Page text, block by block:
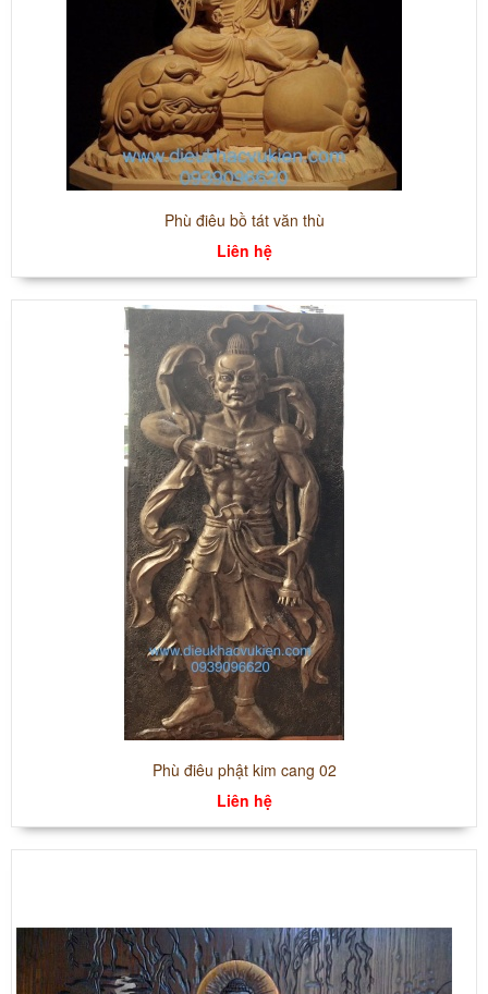
Phù điêu bồ tát văn thù
Liên hệ
Phù điêu phật kim cang 02
Liên hệ